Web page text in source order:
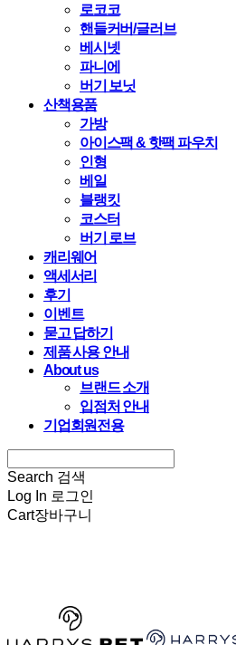
로코코
핸들커버/글러브
베시넷
파니에
버기 보닛
산책용품
가방
아이스팩 & 핫팩 파우치
인형
베일
블랭킷
코스터
버기 로브
캐리웨어
액세서리
후기
이벤트
묻고 답하기
제품 사용 안내
About us
브랜드 소개
입점처 안내
기업회원전용
Search 검색
Log In 로그인
Cart장바구니